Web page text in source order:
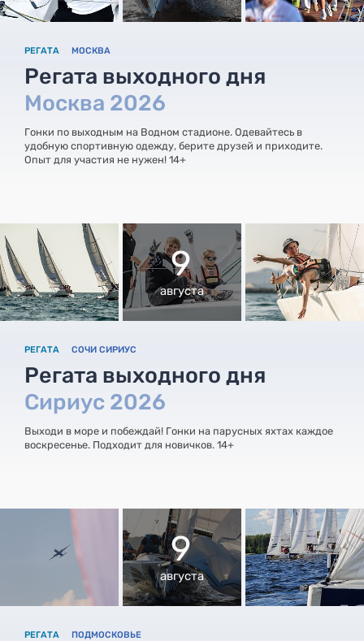
РЕГАТА МОСКВА
Регата выходного дня
Москва 2026
Гонки по выходным на Водном стадионе. Одевайтесь в
удобную спортивную одежду, берите друзей и приходите.
Опыт для участия не нужен! 14+
9
августа
РЕГАТА СОЧИ СИРИУС
Регата выходного дня
Сириус 2026
Выходи в море и побеждай! Гонки на парусных яхтах каждое
воскресенье. Подходит для новичков. 14+
9
августа
РЕГАТА ПОДМОСКОВЬЕ